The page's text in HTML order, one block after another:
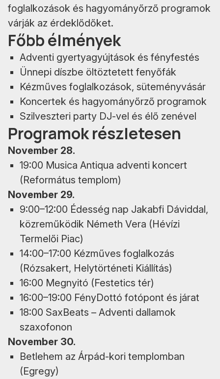
foglalkozások és hagyományőrző programok
várják az érdeklődőket.
Főbb élmények
Adventi gyertyagyújtások és fényfestés
Ünnepi díszbe öltöztetett fenyőfák
Kézműves foglalkozások, süteményvásár
Koncertek és hagyományőrző programok
Szilveszteri party DJ-vel és élő zenével
Programok részletesen
November 28.
19:00 Musica Antiqua adventi koncert
(Református templom)
November 29.
9:00–12:00 Édesség nap Jakabfi Dáviddal,
közreműködik Németh Vera (Hévízi
Termelői Piac)
14:00–17:00 Kézműves foglalkozás
(Rózsakert, Helytörténeti Kiállítás)
16:00 Megnyitó (Festetics tér)
16:00–19:00 FényDottó fotópont és járat
18:00 SaxBeats – Adventi dallamok
szaxofonon
November 30.
Betlehem az Árpád-kori templomban
(Egregy)